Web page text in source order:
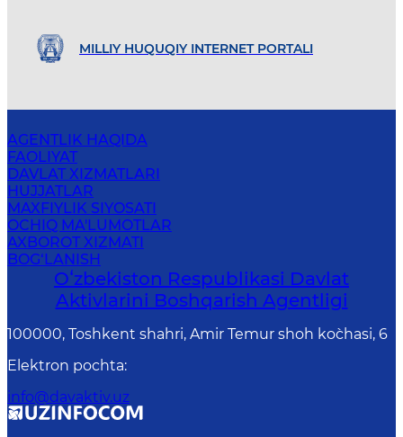
MILLIY HUQUQIY INTERNET PORTALI
AGENTLIK HAQIDA
FAOLIYAT
DAVLAT XIZMATLARI
HUJJATLAR
MAXFIYLIK SIYOSATI
OCHIQ MA'LUMOTLAR
AXBOROT XIZMATI
BOG‘LANISH
Oʻzbekiston Respublikasi Davlat
Aktivlarini Boshqarish Agentligi
100000, Toshkent shahri, Amir Temur shoh ko`chasi, 6
Elektron pochta:
info@davaktiv.uz